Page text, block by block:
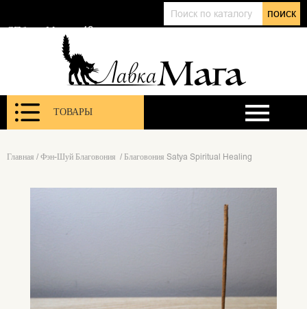
поиск
СПб, ул. Марата 12
ТОВАРЫ
Главная / Фэн-Шуй Благовония / Благовония Satya Spiritual Healing